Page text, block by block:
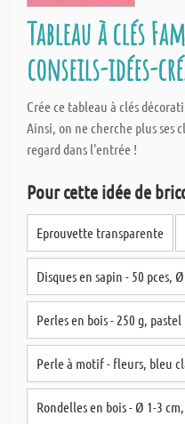
Tableau à clés
conseils-idées-
Crée ce tableau à clés
Ainsi, on ne cherche plus ses
regard dans l'entrée !
Pour cette idée de
Eprouvette transparente
Disques en sapin - 50 pces,
Perles en bois - 250 g, pastel
Perle à motif - fleurs, bleu
Rondelles en bois - Ø 1-3